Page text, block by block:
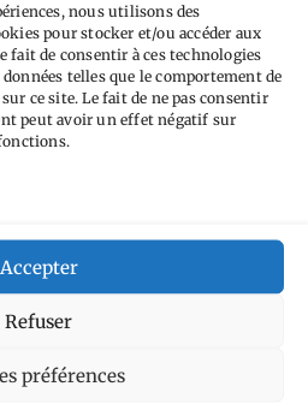
nous utilisons des
pour stocker et/ou accéder aux
fait de consentir à ces technologies
telles que le comportement de
ce site. Le fait de ne pas consentir
peut avoir un effet négatif sur
Accepter
Refuser
préférences
Commerciale -
International.
dehttps://mcalp.fr.
bordel
Belgique